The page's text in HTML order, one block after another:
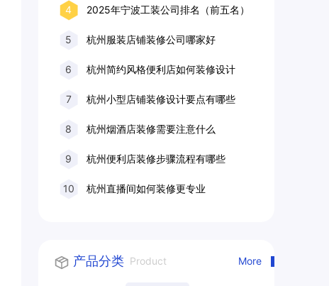
4 2025年宁波工装公司排名（前五名）
5 杭州服装店铺装修公司哪家好
6 杭州简约风格便利店如何装修设计
7 杭州小型店铺装修设计要点有哪些
8 杭州烟酒店装修需要注意什么
9 杭州便利店装修步骤流程有哪些
10 杭州直播间如何装修更专业
产品分类 Product More